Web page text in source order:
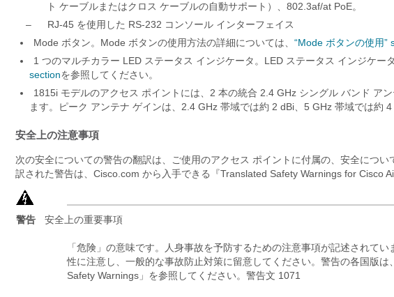
ト ケーブルまたはクロス ケーブルの自動サポート）、802.3af/at PoE。
–
RJ-45 を使用した RS-232 コンソール インターフェイス
Mode ボタン。Mode ボタンの使用方法の詳細については、 “Mode ボタンの使用”
1 つのマルチカラー LED ステータス インジケータ。LED ステータス インジケー
sectionを参照してください。
1815i モデルのアクセス ポイントには、2 本の統合 2.4 GHz シングル バンド ア
ます。ピーク アンテナ ゲインは、2.4 GHz 帯域では約 2 dBi、5 GHz 帯域では約 4
安全上の注意事項
次の安全についての警告の翻訳は、ご使用のアクセス ポイントに付属の、安全につ
訳された警告は、Cisco.com から入手できる『Translated Safety Warnings for Cisco
警告 安全上の重要事項
「危険」の意味です。人身事故を予防するための注意事項が記述されて
性に注意し、一般的な事故防止対策に留意してください。警告の各国版
Safety Warnings」を参照してください。警告文 1071